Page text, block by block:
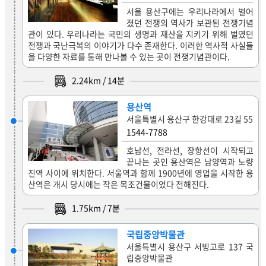
서울 용산구에는 우리나라에서 벌어
졌던 전쟁의 역사가 보관된 전쟁기념
관이 있다. 우리나라는 국민의 생명과 재산을 지키기 위해 벌였던
전쟁과 국난극복의 이야기가 다수 존재한다. 이러한 역사적 사실들
을 다양한 자료를 통해 만나볼 수 있는 곳이 전쟁기념관이다.
2.24km / 14분
용산역
서울특별시 용산구 한강대로 23길 55
1544-7788
호남선, 전라선, 장항선이 시작되고
끝나는 곳인 용산역은 남양역과 노량
진역 사이에 위치한다. 서울역과 함께 1900년에 영업을 시작한 용
산역은 개시 당시에는 작은 목조건물이었다 전해진다.
1.75km /7분
국립중앙박물관
서울특별시 용산구 서빙고로 137 국
립중앙박물관